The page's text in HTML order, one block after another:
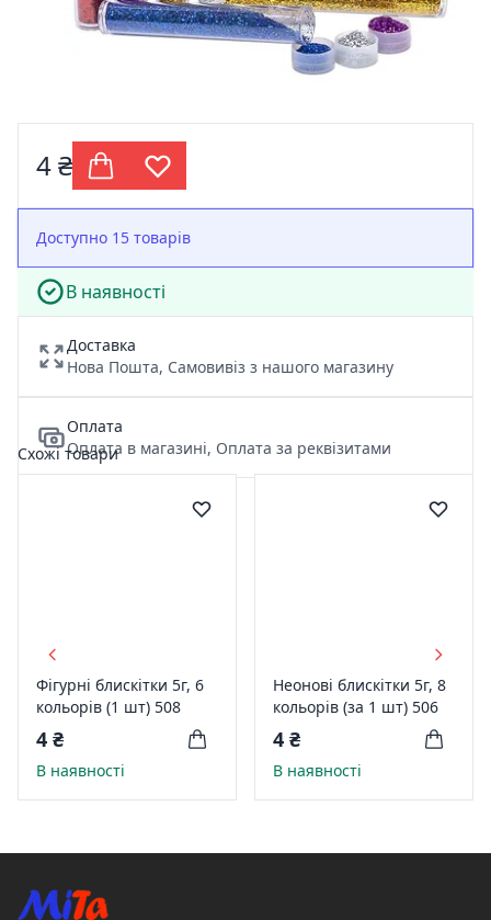
4 ₴
Доступно 15 товарів
В наявності
Доставка
Нова Пошта, Самовивіз з нашого магазину
Оплата
Оплата в магазині, Оплата за реквізитами
Схожі товари
Фігурні блискітки 5г, 6
кольорів (1 шт) 508
4 ₴
В наявності
Неонові блискітки 5г, 8
кольорів (за 1 шт) 506
4 ₴
В наявності